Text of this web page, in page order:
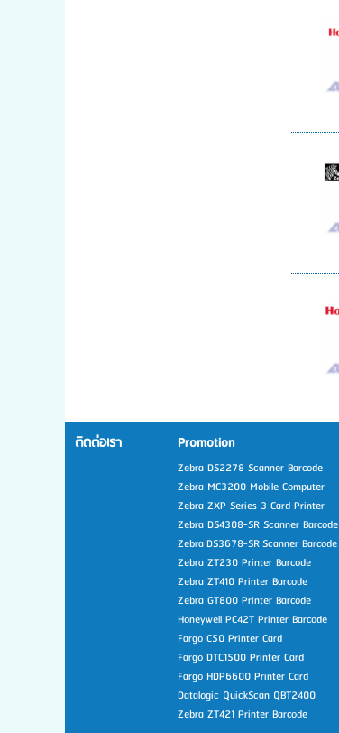
ติดต่อเรา Promotion
Zebra DS2278 Scanner Barcode
Zebra MC3200 Mobile Computer
Zebra ZXP Series 3 Card Printer
Zebra DS4308-SR Scanner Barcode
Zebra DS3678-SR Scanner Barcode
Zebra ZT230 Printer Barcode
Zebra ZT410 Printer Barcode
Zebra GT800 Printer Barcode
Honeywell PC42T Printer Barcode
Fargo C50 Printer Card
Fargo DTC1500 Printer Card
Fargo HDP6600 Printer Card
Datalogic QuickScan QBT2400
Zebra ZT421 Printer Barcode